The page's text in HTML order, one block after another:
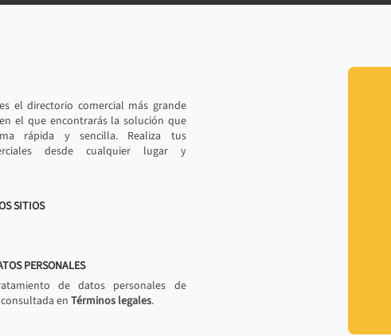
el directorio comercial más grande
el que encontrarás la solución que
rápida y sencilla. Realiza tus
desde cualquier lugar y
SITIOS
PERSONALES
de datos personales de
en Términos legales.